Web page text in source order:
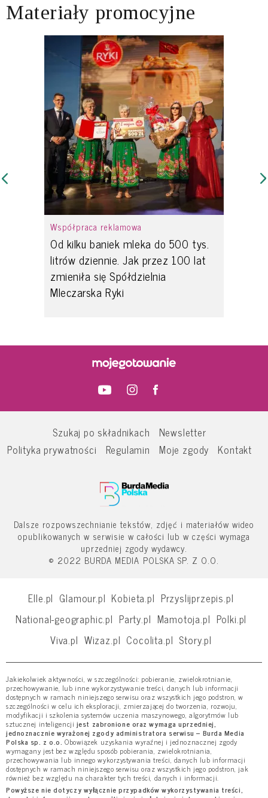
Materiały promocyjne
Współpraca reklamowa
Od kilku baniek mleka do 500 tys.
litrów dziennie. Jak przez 100 lat
zmieniła się Spółdzielnia
Mleczarska Ryki
Szukaj po składnikach
Newsletter
Polityka prywatności
Regulamin Moje zgody Kontakt
Dalsze rozpowszechnianie tekstów, zdjęć i materiałów wideo
opublikowanych w serwisie w całości lub w części wymaga
uprzedniej zgody wydawcy.
© 2022 BURDA MEDIA POLSKA SP. Z O.O.
Elle.pl Glamour.pl Kobieta.pl Przyslijprzepis.pl
National-geographic.pl Party.pl Mamotoja.pl Polki.pl
Viva.pl Wizaz.pl Cocolita.pl Story.pl
Jakiekolwiek aktywności, w szczególności: pobieranie, zwielokrotnianie,
przechowywanie, lub inne wykorzystywanie treści, danych lub informacji
dostępnych w ramach niniejszego serwisu oraz wszystkich jego podstron, w
szczególności w celu ich eksploracji, zmierzającej do tworzenia, rozwoju,
modyfikacji i szkolenia systemów uczenia maszynowego, algorytmów lub
sztucznej inteligencji jest zabronione oraz wymaga uprzedniej,
jednoznacznie wyrażonej zgody administratora serwisu – Burda Media
Polska sp. z o.o. Obowiązek uzyskania wyraźnej i jednoznacznej zgody
wymagany jest bez względu sposób pobierania, zwielokrotniania,
przechowywania lub innego wykorzystywania treści, danych lub informacji
dostępnych w ramach niniejszego serwisu oraz wszystkich jego podstron, jak
również bez względu na charakter tych treści, danych i informacji.
Powyższe nie dotyczy wyłącznie przypadków wykorzystywania treści,